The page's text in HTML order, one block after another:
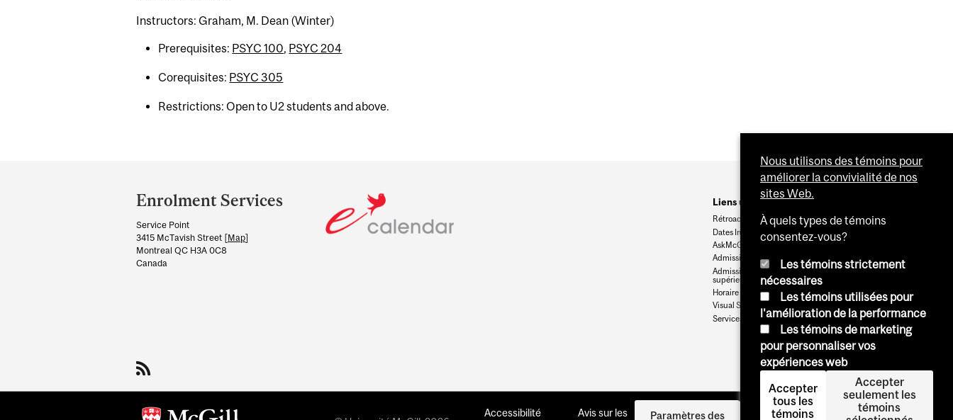
Instructors: Graham, M. Dean (Winter)
Prerequisites: PSYC 100, PSYC 204
Corequisites: PSYC 305
Restrictions: Open to U2 students and above.
and
University
Information
Enrolment Services
Service Point
3415 McTavish Street [Map]
Montreal QC H3A 0C8
Canada
Liens utiles
Rétroaction
Dates Importantes
AskMcGill
Admission au premier cycle
Admissions aux cycles
supérieurs et postdoctoraux
Horaire des cours
Visual Schedule Builder
Services aux étudiants
Accessibilité Avis sur les Paramètres des Se
Nous utilisons des témoins pour
améliorer la convivialité de nos
sites Web.
À quels types de témoins
consentez-vous?
Les témoins strictement
nécessaires
Les témoins utilisées pour
l'amélioration de la performance
Les témoins de marketing
pour personnaliser vos
expériences web
Accepter
tous les
témoins
Accepter
seulement les
témoins